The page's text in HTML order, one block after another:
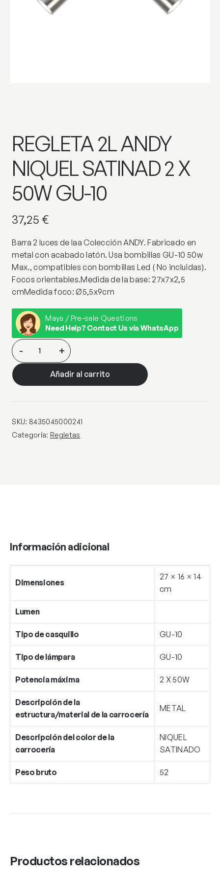
REGLETA 2L ANDY
NIQUEL SATINAD 2 X
50W GU-10
37,25 €
Barra 2 luces de laa Colección ANDY. Fabricado en
metal con acabado latón. Usa bombillas GU-10 50w
Max., compatibles con bombillas Led ( No incluidas).
Focos orientables.Medida de la base: 27x7x2,5
cmMedida foco: Ø5,5x9cm
Maya / Pre-sale Questions
Need Help? Contact Us via WhatsApp
REGLETA
2L
ANDY
NIQUEL
X
50W
- +
Añadir al carrito
SKU: 8435045000241
Categoría: Regletas
Información adicional
Dimensiones
27 × 16 × 14
cm
Lumen
Tipo de casquillo GU-10
Tipo de lámpara GU-10
Potencia máxima 2 X 50W
Descripción de la
estructura/material de la carrocería
METAL
Descripción del color de la
carrocería
NIQUEL
SATINADO
Peso bruto 52
Productos relacionados